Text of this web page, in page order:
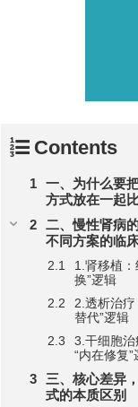
Contents
一、为什么要
方式放在一起
二、慢性肾病
不同方案的临
1.肾移植
换”逻辑
2.透析治
替代”逻辑
3.干细胞
“内在修复”
三、核心差异
式的本质区别